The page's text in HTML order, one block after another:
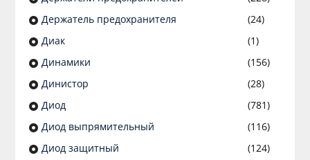
Держатель предохранителя
(24)
Диак
(1)
Динамики
(156)
Динистор
(28)
Диод
(781)
Диод выпрямительный
(116)
Диод защитный
(124)